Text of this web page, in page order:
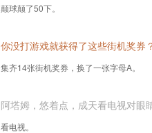
颠球颠了50下。
你没打游戏就获得了这些街机奖券
集齐14张街机奖券，换了一张字母A。
阿塔姆，悠着点，成天看电视对眼
看电视。